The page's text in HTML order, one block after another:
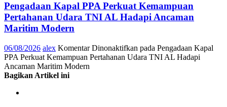
Pengadaan Kapal PPA Perkuat Kemampuan
Pertahanan Udara TNI AL Hadapi Ancaman
Maritim Modern
06/08/2026 alex Komentar Dinonaktifkan pada Pengadaan Kapal
PPA Perkuat Kemampuan Pertahanan Udara TNI AL Hadapi
Ancaman Maritim Modern
Bagikan Artikel ini